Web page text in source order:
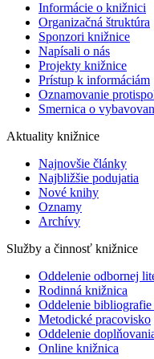
Informácie o knižnici
Organizačná štruktúra
Sponzori knižnice
Napísali o nás
Projekty knižnice
Prístup k informáciám
Oznamovanie
Smernica o
Aktuality knižnice
Najnovšie články
Najbližšie podujatia
Nové knihy
Oznamy
Archívy
Služby a činnosť knižnice
Oddelenie odbornej
Rodinná knižnica
Oddelenie
Metodické pracovisko
Oddelenie
Online knižnica